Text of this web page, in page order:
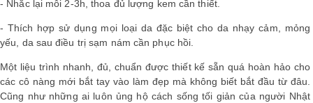
- Nhắc lại mỗi 2-3h, thoa đủ lượng kem cần thiết.
- Thích hợp sử dụng mọi loại da đặc biệt cho da nhạy cảm, mỏng
yếu, da sau điều trị sạm nám cần phục hồi.
Một liệu trình nhanh, đủ, chuẩn được thiết kế sẵn quá hoàn hảo cho
các cô nàng mới bắt tay vào làm đẹp mà không biết bắt đầu từ đâu.
Cũng như những ai luôn ủng hộ cách sống tối giản của người Nhật